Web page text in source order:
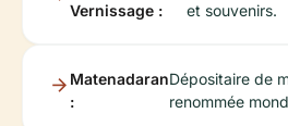
Vernissage :
et souvenirs.
Matenadaran
:
Dépositaire de
renommée